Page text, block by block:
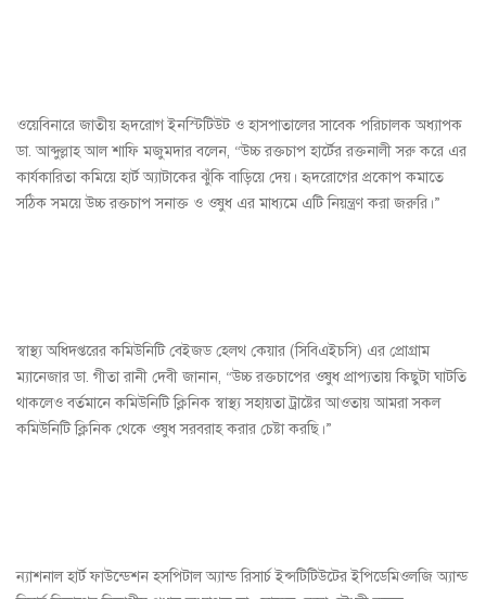
ওয়েবিনারে জাতীয় হৃদরোগ ইনস্টিটিউট ও হাসপাতালের সাবেক পরিচালক অধ্যাপক
ডা. আব্দুল্লাহ আল শাফি মজুমদার বলেন, “উচ্চ রক্তচাপ হার্টের রক্তনালী সরু করে এর
কার্যকারিতা কমিয়ে হার্ট অ্যাটাকের ঝুঁকি বাড়িয়ে দেয়। হৃদরোগের প্রকোপ কমাতে
সঠিক সময়ে উচ্চ রক্তচাপ সনাক্ত ও ওষুধ এর মাধ্যমে এটি নিয়ন্ত্রণ করা জরুরি।”
স্বাস্থ্য অধিদপ্তরের কমিউনিটি বেইজড হেলথ কেয়ার (সিবিএইচসি) এর প্রোগ্রাম
ম্যানেজার ডা. গীতা রানী দেবী জানান, “উচ্চ রক্তচাপের ওষুধ প্রাপ্যতায় কিছুটা ঘাটতি
থাকলেও বর্তমানে কমিউনিটি ক্লিনিক স্বাস্থ্য সহায়তা ট্রাষ্টের আওতায় আমরা সকল
কমিউনিটি ক্লিনিক থেকে ওষুধ সরবরাহ করার চেষ্টা করছি।”
ন্যাশনাল হার্ট ফাউন্ডেশন হসপিটাল অ্যান্ড রিসার্চ ইন্সটিটিউটের ইপিডেমিওলজি অ্যান্ড